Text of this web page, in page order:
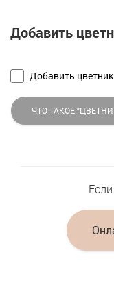
Добавить
Добавить
ЧТО ТАКОЕ